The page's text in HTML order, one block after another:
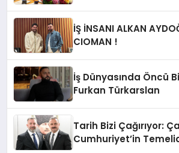
İŞ İNSANI ALKAN
CIOMAN !
İş Dünyasında Öncü
Furkan Türkarslan
Tarih Bizi Çağırıyor:
Cumhuriyet’in